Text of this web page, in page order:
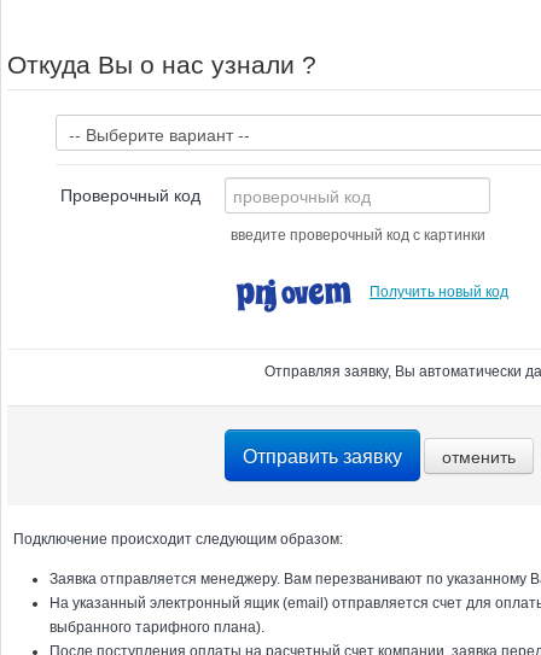
Откуда Вы о нас узнали ?
Проверочный код
введите проверочный код с картинки
Получить новый код
Отправляя заявку, Вы автоматически
Подключение происходит следующим образом:
Заявка отправляется менеджеру. Вам перезванивают по
На указанный электронный ящик (email) отправляется счет для
выбранного тарифного плана).
После поступления оплаты на расчетный счет компании, заявка